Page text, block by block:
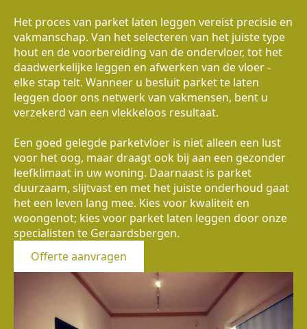
Het proces van parket laten leggen vereist precisie en
vakmanschap. Van het selecteren van het juiste type
hout en de voorbereiding van de ondervloer, tot het
daadwerkelijke leggen en afwerken van de vloer -
elke stap telt. Wanneer u besluit parket te laten
leggen door ons netwerk van vakmensen, bent u
verzekerd van een vlekkeloos resultaat.
Een goed gelegde parketvloer is niet alleen een lust
voor het oog, maar draagt ook bij aan een gezonder
leefklimaat in uw woning. Daarnaast is parket
duurzaam, slijtvast en met het juiste onderhoud gaat
het een leven lang mee. Kies voor kwaliteit en
woongenot; kies voor parket laten leggen door onze
specialisten te Geraardsbergen.
Offerte aanvragen